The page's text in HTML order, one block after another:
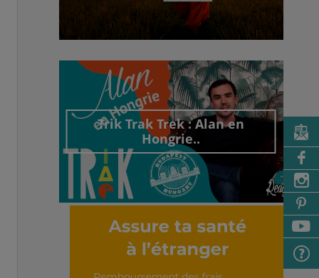
Découvrir cet interview
Trik Trak Trek : Alan en
Hongrie..